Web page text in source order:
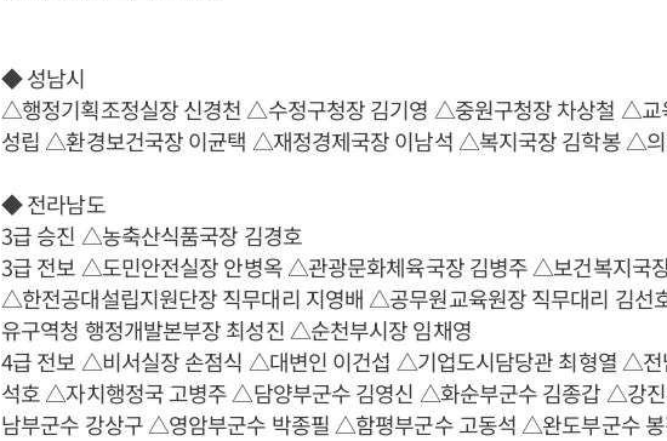
◆ 성남시
△행정기획조정실장 신경천 △수정구청장 김기영 △중원구청장 차상철 △교
성립 △환경보건국장 이균택 △재정경제국장 이남석 △복지국장 김학봉 △
◆ 전라남도
3급 승진 △농축산식품국장 김경호
3급 전보 △도민안전실장 안병옥 △관광문화체육국장 김병주 △보건복지국
△한전공대설립지원단장 직무대리 지영배 △공무원교육원장 직무대리 김선
유구역청 행정개발본부장 최성진 △순천부시장 임채영
4급 전보 △비서실장 손점식 △대변인 이건섭 △기업도시담당관 최형열 △전
석호 △자치행정국 고병주 △담양부군수 김영신 △화순부군수 김종갑 △강
남부군수 강상구 △영암부군수 박종필 △함평부군수 고동석 △완도부군수